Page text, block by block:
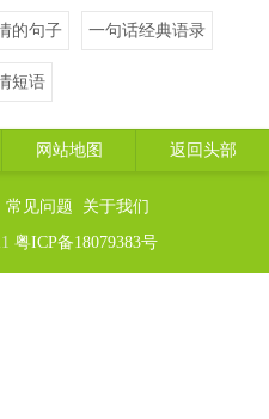
的句子 一句话经典语录
短语
网站地图 返回头部
常见问题
关于我们
粤ICP备18079383号